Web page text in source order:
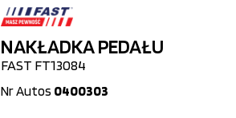
NAKŁADKA PEDAŁU
FAST FT13084
Nr Autos 0400303